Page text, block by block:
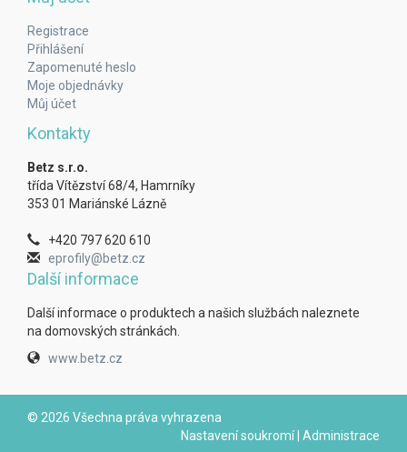
Registrace
Přihlášení
Zapomenuté heslo
Moje objednávky
Můj účet
Kontakty
Betz s.r.o.
třída Vítězství 68/4, Hamrníky
353 01 Mariánské Lázně
+420 797 620 610
eprofily@betz.cz
Další informace
Další informace o produktech a našich službách naleznete
na domovských stránkách.
www.betz.cz
© 2026 Všechna práva vyhrazena
Nastavení soukromí| Administrace